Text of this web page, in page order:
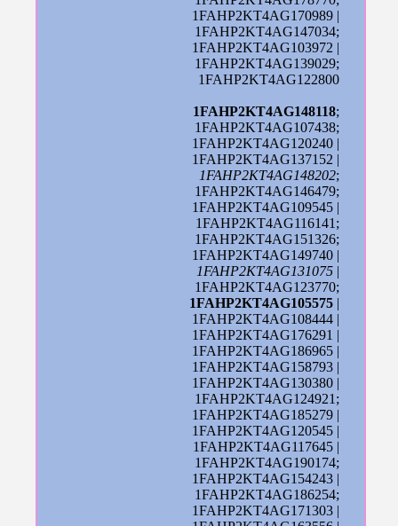
1FAHP2KT4AG170989 |
1FAHP2KT4AG147034;
1FAHP2KT4AG103972 |
1FAHP2KT4AG139029;
1FAHP2KT4AG122800
1FAHP2KT4AG148118;
1FAHP2KT4AG107438;
1FAHP2KT4AG120240 |
1FAHP2KT4AG137152 |
1FAHP2KT4AG148202;
1FAHP2KT4AG146479;
1FAHP2KT4AG109545 |
1FAHP2KT4AG116141;
1FAHP2KT4AG151326;
1FAHP2KT4AG149740 |
1FAHP2KT4AG131075
1FAHP2KT4AG123770;
1FAHP2KT4AG105575
1FAHP2KT4AG108444 |
1FAHP2KT4AG176291 |
1FAHP2KT4AG186965 |
1FAHP2KT4AG158793 |
1FAHP2KT4AG130380 |
1FAHP2KT4AG124921;
1FAHP2KT4AG185279 |
1FAHP2KT4AG120545 |
1FAHP2KT4AG117645 |
1FAHP2KT4AG190174;
1FAHP2KT4AG154243 |
1FAHP2KT4AG186254;
1FAHP2KT4AG171303 |